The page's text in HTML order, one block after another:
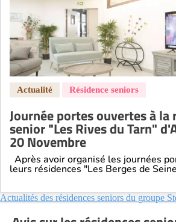
Journée portes ouvertes à la
senior "Les Rives du Tarn"
20 Novembre
Après avoir organisé les journées
leurs résidences "Les Berges de
Actualités des résidences seniors du groupe